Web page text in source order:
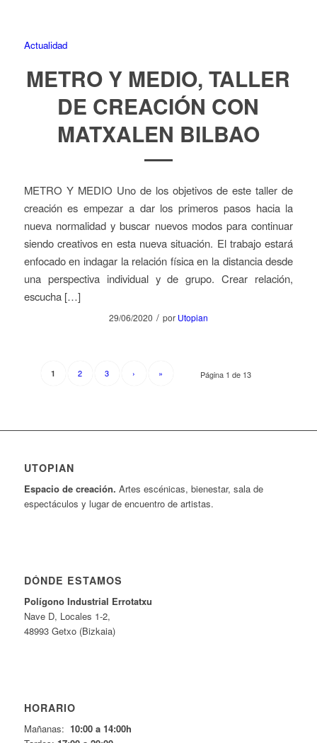
Actualidad
METRO Y MEDIO, TALLER
DE CREACIÓN CON
MATXALEN BILBAO
METRO Y MEDIO Uno de los objetivos de este taller de
creación es empezar a dar los primeros pasos hacia la
nueva normalidad y buscar nuevos modos para continuar
siendo creativos en esta nueva situación. El trabajo estará
enfocado en indagar la relación física en la distancia desde
una perspectiva individual y de grupo. Crear relación,
escucha […]
29/06/2020 / por Utopian
Página 1 de 13
1 2 3 › »
UTOPIAN
Espacio de creación. Artes escénicas, bienestar, sala de
espectáculos y lugar de encuentro de artistas.
DÓNDE ESTAMOS
Polígono Industrial Errotatxu
Nave D, Locales 1-2,
48993 Getxo (Bizkaia)
HORARIO
Mañanas: 10:00 a 14:00h